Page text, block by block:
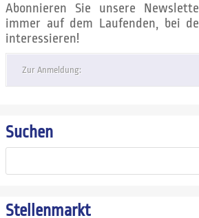
Abonnieren Sie unsere
immer auf dem Laufenden, bei
interessieren!
Zur Anmeldung:
Suchen
Stellenmarkt